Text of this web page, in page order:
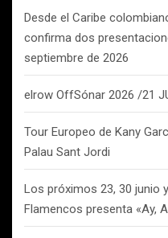
Desde el Caribe
confirma dos
septiembre de 2026
elrow OffSónar 2026 /21
Tour Europeo de Kany
Palau Sant Jordi
Los próximos 23, 30 junio
Flamencos presenta «Ay,